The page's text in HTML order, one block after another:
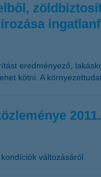
eredményező,
kötni. A
változásáról